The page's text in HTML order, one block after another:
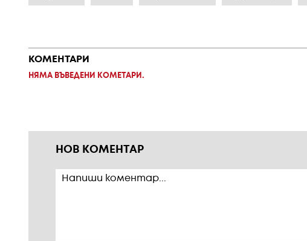
КОМЕНТАРИ
НЯМА ВЪВЕДЕНИ КОМЕТАРИ.
НОВ КОМЕНТАР